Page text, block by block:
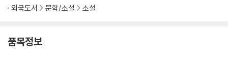
외국도서
문학/소설 소설
품목정보